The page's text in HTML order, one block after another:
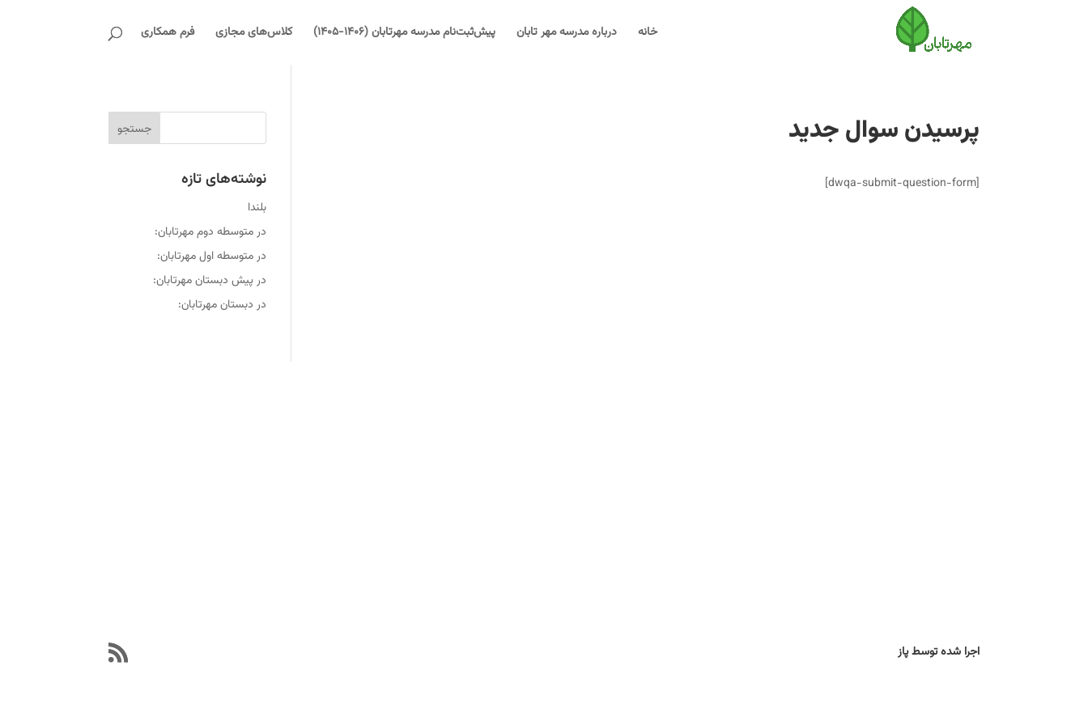
خانه درباره مدرسه مهر تابان پیش‌ثبت‌نام مدرسه مهرتابان (۱۴۰۶-۱۴۰۵) کلاس‌های مجازی فرم همکاری
پرسیدن سوال جدید
[dwqa-submit-question-form] نوشته‌های تازه
بلندا
در متوسطه دوم مهرتابان:
در متوسطه اول مهرتابان:
در پیش دبستان مهرتابان:
در دبستان مهرتابان:
اجرا شده توسط پاز